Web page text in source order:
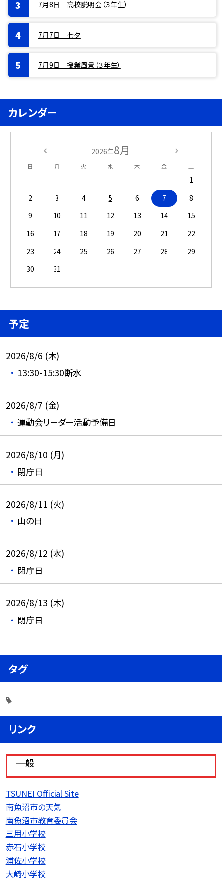
7月8日 高校説明会（３年生）
7月7日 七夕
7月9日 授業風景（３年生）
カレンダー
2026年8月
日 月 火 水 木 金 土
1
2
3 4 5 6 7
8
9
10 11 12 13 14
15
16
17 18 19 20 21
22
23
24 25 26 27 28
29
30
31
予定
2026/8/6 (木)
13:30-15:30断水
2026/8/7 (金)
運動会リーダー活動予備日
2026/8/10 (月)
閉庁日
2026/8/11 (火)
山の日
2026/8/12 (水)
閉庁日
2026/8/13 (木)
閉庁日
タグ
リンク
一般
TSUNEI Official Site
南魚沼市の天気
南魚沼市教育委員会
三用小学校
赤石小学校
浦佐小学校
大崎小学校